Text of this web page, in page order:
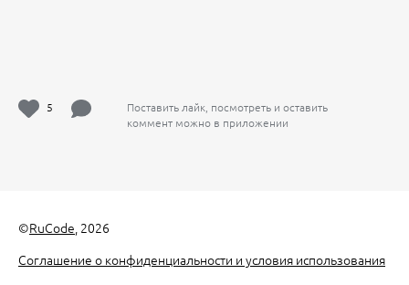
5
Поставить лайк, посмотреть и оставить
коммент можно в приложении
©RuCode , 2026
Соглашение о конфиденциальности и условия использования